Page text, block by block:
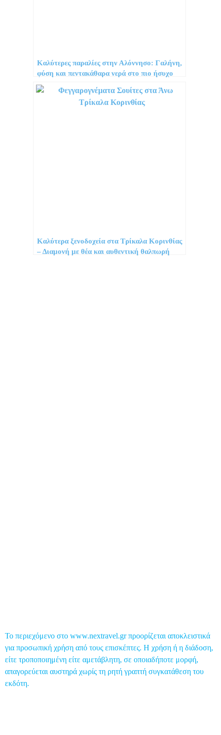
Καλύτερες παραλίες στην Αλόννησο: Γαλήνη,
φύση και πεντακάθαρα νερά στο πιο ήσυχο
νησί των Σποράδων
Καλύτερα ξενοδοχεία στα Τρίκαλα Κορινθίας
– Διαμονή με θέα και αυθεντική θαλπωρή
Το περιεχόμενο στο www.nextravel.gr προορίζεται αποκλειστικά
για προσωπική χρήση από τους επισκέπτες. Η χρήση ή η διάδοση,
είτε τροποποιημένη είτε αμετάβλητη, σε οποιαδήποτε μορφή,
απαγορεύεται αυστηρά χωρίς τη ρητή γραπτή συγκατάθεση του
εκδότη.